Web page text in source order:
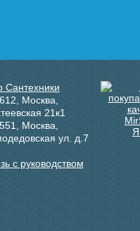
Сантехники
, Москва,
21к1
, Москва,
ул. д.7
с руководством